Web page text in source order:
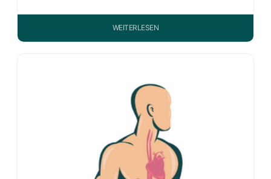
WEITERLESEN